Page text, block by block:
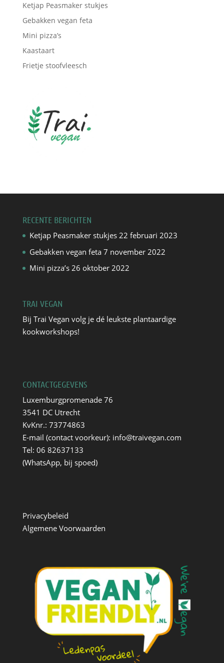
Ketjap Peasmaker stukjes
Gebakken vegan feta
Mini pizza’s
Kaastaart
Frietje stoofvleesch
RECENTE BERICHTEN
Ketjap Peasmaker stukjes 22 februari 2023
Gebakken vegan feta 7 november 2022
Mini pizza’s 26 oktober 2022
TRAI VEGAN
Bij Trai Vegan volg je dé leukste plantaardige
kookworkshops!
CONTACTGEGEVENS
Luxemburgpromenade 76
3541 DC Utrecht
KvKnr.: 73774863
E-mail (contact voorkeur): info@traivegan.com
Tel: 06 82637133
(WhatsApp, bij spoed)
Privacybeleid
Algemene Voorwaarden